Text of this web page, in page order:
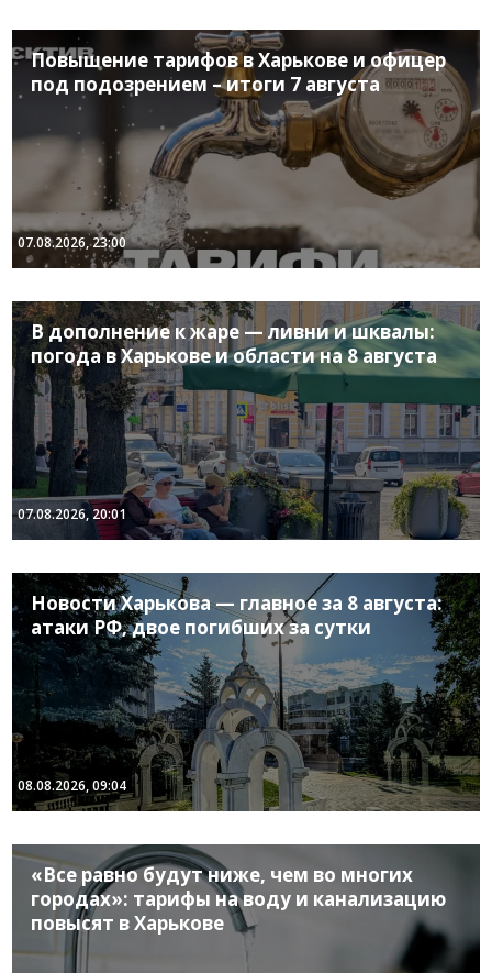
Повышение тарифов в Харькове и офицер
под подозрением – итоги 7 августа
07.08.2026, 23:00
В дополнение к жаре — ливни и шквалы:
погода в Харькове и области на 8 августа
07.08.2026, 20:01
Новости Харькова — главное за 8 августа:
атаки РФ, двое погибших за сутки
08.08.2026, 09:04
«Все равно будут ниже, чем во многих
городах»: тарифы на воду и канализацию
повысят в Харькове